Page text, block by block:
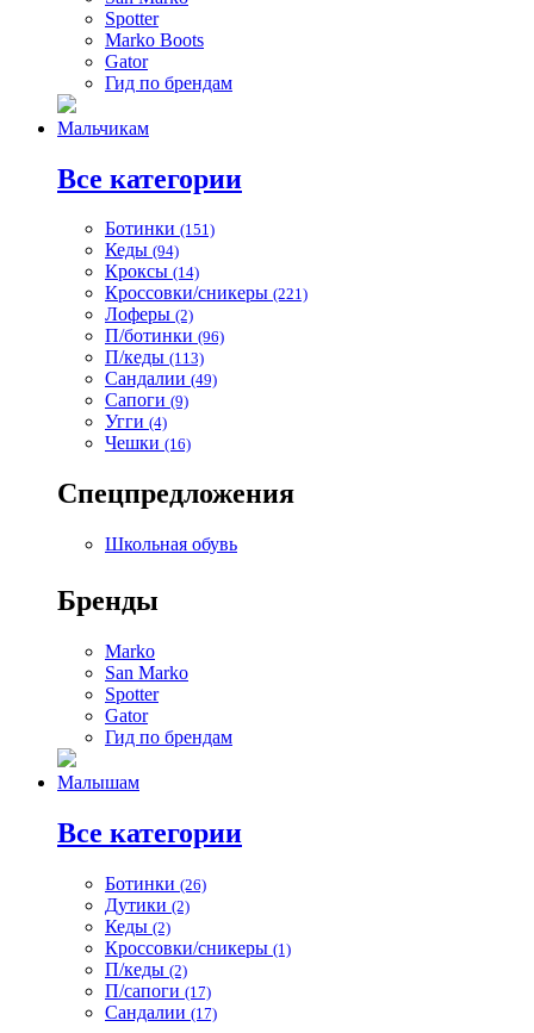
Spotter
Marko Boots
Gator
Гид по брендам
Мальчикам
Все категории
Ботинки (151)
Кеды (94)
Кроксы (14)
Кроссовки/сникеры (221)
Лоферы (2)
П/ботинки (96)
П/кеды (113)
Сандалии (49)
Сапоги (9)
Угги (4)
Чешки (16)
Спецпредложения
Школьная обувь
Бренды
Marko
San Marko
Spotter
Gator
Гид по брендам
Малышам
Все категории
Ботинки (26)
Дутики (2)
Кеды (2)
Кроссовки/сникеры (1)
П/кеды (2)
П/сапоги (17)
Сандалии (17)